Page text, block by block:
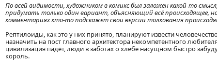
По всей видимости, художником в комикс был заложен какой-то
придумать только один вариант, объясняющий всё происходящее,
комментариях кто-то подскажет свои версии толкования
Рептилоиды, как это у них принято, планируют извести
назначить на пост главного архитектора некомпетентного
цивилизация падёт, люди в заботах о хлебе насущном быстро
король.